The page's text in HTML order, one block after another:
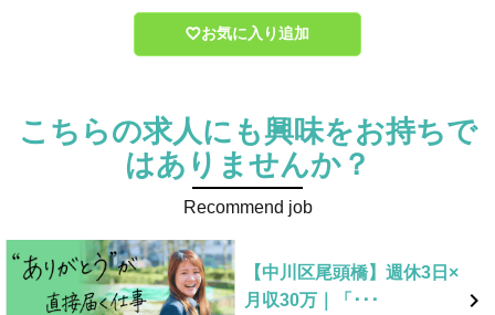
お気に入り追加
こちらの求人にも興味をお持ちで
はありませんか？
Recommend job
【中川区尾頭橋】週休3日×
月収30万｜「･･･
